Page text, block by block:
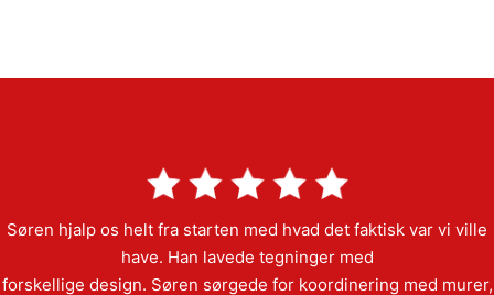
Søren hjalp os helt fra starten med hvad det faktisk var vi ville
have. Han lavede tegninger med
forskellige design. Søren sørgede for koordinering med murer,